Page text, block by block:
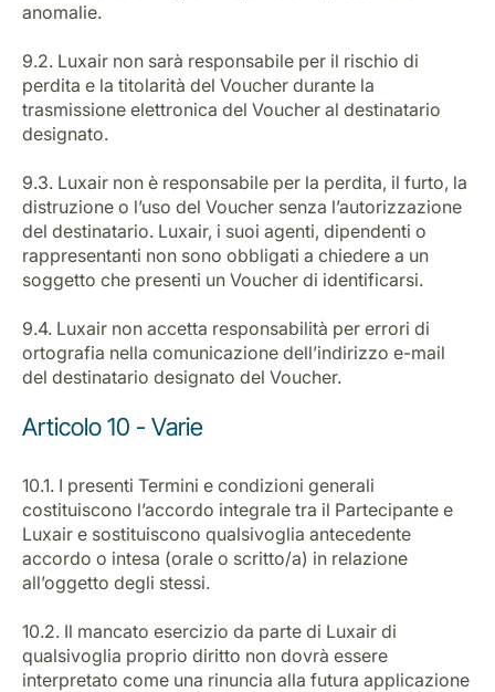
anomalie.
9.2. Luxair non sarà responsabile per il rischio di
perdita e la titolarità del Voucher durante la
trasmissione elettronica del Voucher al destinatario
designato.
9.3. Luxair non è responsabile per la perdita, il furto, la
distruzione o l’uso del Voucher senza l’autorizzazione
del destinatario. Luxair, i suoi agenti, dipendenti o
rappresentanti non sono obbligati a chiedere a un
soggetto che presenti un Voucher di identificarsi.
9.4. Luxair non accetta responsabilità per errori di
ortografia nella comunicazione dell’indirizzo e-mail
del destinatario designato del Voucher.
Articolo 10 - Varie
10.1. I presenti Termini e condizioni generali
costituiscono l’accordo integrale tra il Partecipante e
Luxair e sostituiscono qualsivoglia antecedente
accordo o intesa (orale o scritto/a) in relazione
all’oggetto degli stessi.
10.2. Il mancato esercizio da parte di Luxair di
qualsivoglia proprio diritto non dovrà essere
interpretato come una rinuncia alla futura applicazione